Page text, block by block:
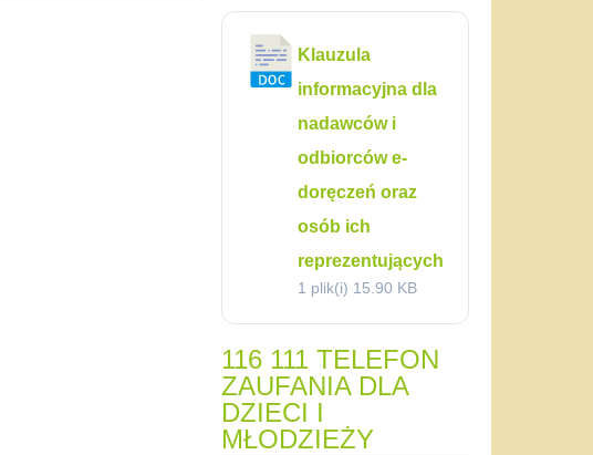
Klauzula
informacyjna dla
nadawców i
odbiorców e-
doręczeń oraz
osób ich
reprezentujących
1 plik(i) 15.90 KB
116 111 TELEFON
ZAUFANIA DLA
DZIECI I
MŁODZIEŻY